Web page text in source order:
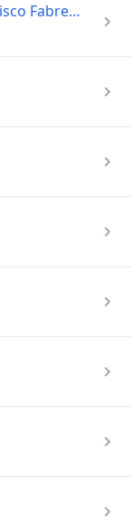
Finca San Quinti - Agroindustria Francisco Fabregas SRL